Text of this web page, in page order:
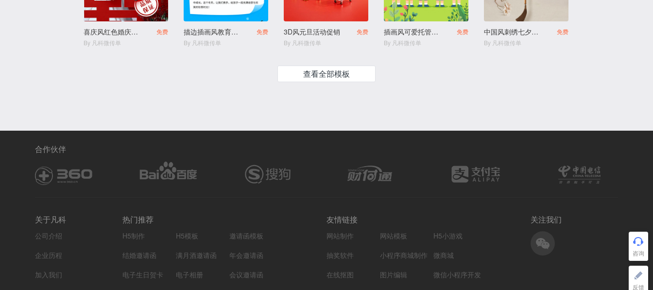
喜庆风红色婚庆用品结婚用品店
免费
By 凡科微传单
描边插画风教育培训幼小衔接寒假班拼团生宣传
免费
By 凡科微传单
3D风元旦活动促销
免费
By 凡科微传单
插画风可爱托管中心幼儿园火热招生
免费
By 凡科微传单
中国风刺绣七夕促销宣传
免费
By 凡科微传单
查看全部模板
合作伙伴
关于凡科
公司介绍
企业历程
加入我们
热门推荐
H5制作 H5模板
邀请函模板
结婚邀请函
满月酒邀请函
年会邀请函
电子生日贺卡
电子相册 会议邀请函
友情链接
网站制作 网站模板
H5小游戏
抽奖软件
小程序商城制作
微商城
在线抠图
图片编辑
微信小程序开发
关注我们